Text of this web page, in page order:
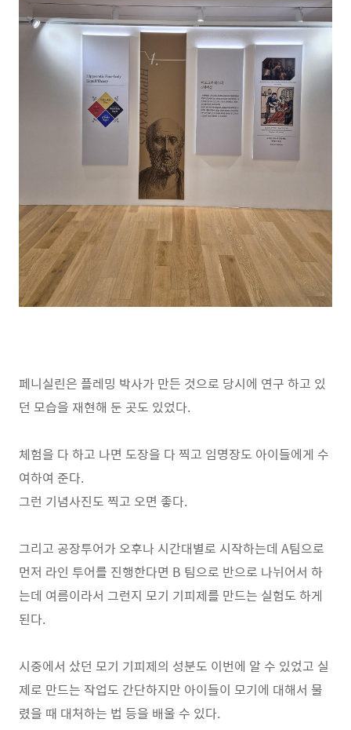
페니실린은 플레밍 박사가 만든 것으로 당시에 연구 하고 있
던 모습을 재현해 둔 곳도 있었다.
체험을 다 하고 나면 도장을 다 찍고 임명장도 아이들에게 수
여하여 준다.
그런 기념사진도 찍고 오면 좋다.
그리고 공장투어가 오후나 시간대별로 시작하는데 A팀으로
먼저 라인 투어를 진행한다면 B 팀으로 반으로 나뉘어서 하
는데 여름이라서 그런지 모기 기피제를 만드는 실험도 하게
된다.
시중에서 샀던 모기 기피제의 성분도 이번에 알 수 있었고 실
제로 만드는 작업도 간단하지만 아이들이 모기에 대해서 물
렸을 때 대처하는 법 등을 배울 수 있다.